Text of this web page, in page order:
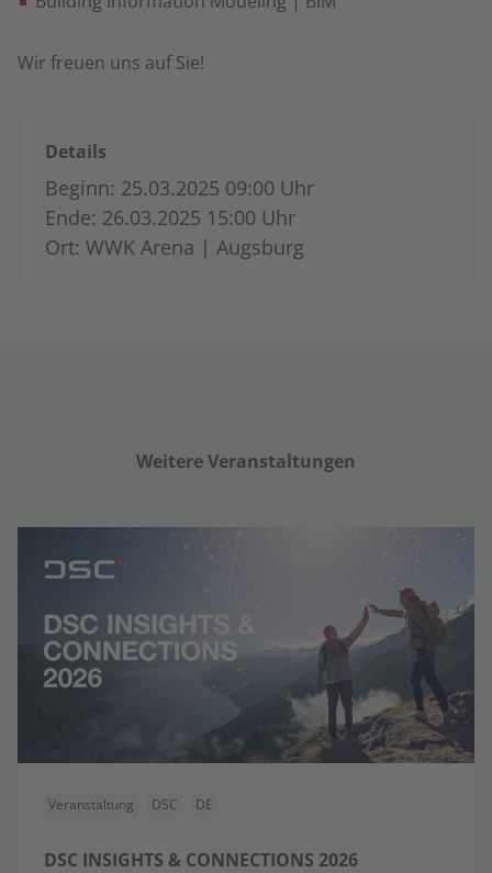
Wir freuen uns auf Sie!
Details
Beginn: 25.03.2025 09:00 Uhr
Ende: 26.03.2025 15:00 Uhr
Ort: WWK Arena | Augsburg
Weitere Veranstaltungen
Veranstaltung DSC DE
DSC INSIGHTS & CONNECTIONS 2026